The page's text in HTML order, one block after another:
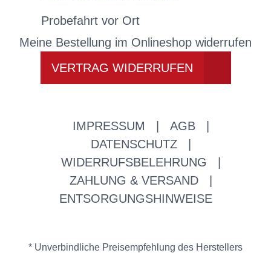
Probefahrt vor Ort
Meine Bestellung im Onlineshop widerrufen
VERTRAG WIDERRUFEN
IMPRESSUM AGB
DATENSCHUTZ
WIDERRUFSBELEHRUNG
ZAHLUNG & VERSAND
ENTSORGUNGSHINWEISE
* Unverbindliche Preisempfehlung des Herstellers